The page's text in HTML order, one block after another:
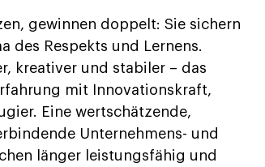
gewinnen doppelt: Sie sichern
des Respekts und Lernens.
kreativer und stabiler – das
mit Innovationskraft,
Eine wertschätzende,
Unternehmens- und
länger leistungsfähig und